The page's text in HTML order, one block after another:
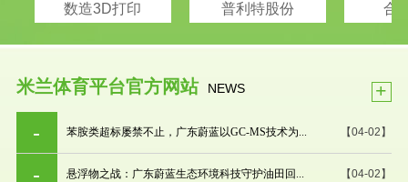
数造3D打印 普利特股份 合
米兰体育平台官方网站 NEWS +
【04-02】
苯胺类超标屡禁不止，广东蔚蓝以GC-MS技术为...
【04-02】
悬浮物之战：广东蔚蓝生态环境科技守护油田回...